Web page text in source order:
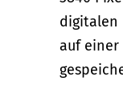
digitalen
auf einer